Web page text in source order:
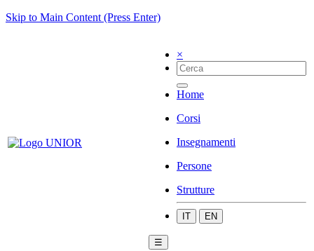
Skip to Main Content (Press Enter)
×
Home
Corsi
Insegnamenti
Persone
Strutture
IT EN
☰